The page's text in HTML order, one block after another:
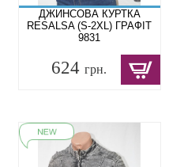
ДЖИНСОВА КУРТКА
RESALSA (S-2XL) ГРАФІТ
9831
624грн.